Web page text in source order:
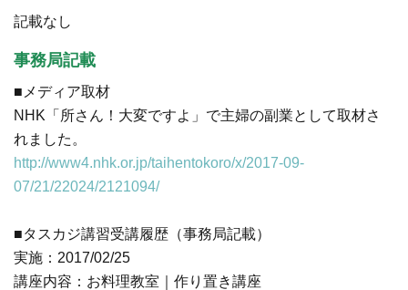
記載なし
事務局記載
■メディア取材
NHK「所さん！大変ですよ」で主婦の副業として取材さ
れました。
http://www4.nhk.or.jp/taihentokoro/x/2017-09-
07/21/22024/2121094/
■タスカジ講習受講履歴（事務局記載）
実施：2017/02/25
講座内容：お料理教室｜作り置き講座